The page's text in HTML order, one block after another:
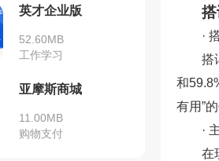
英才企业版
52.60MB
工作学习
亚摩斯商城
11.00MB
购物支付
·
搭
和
有用”
·
在